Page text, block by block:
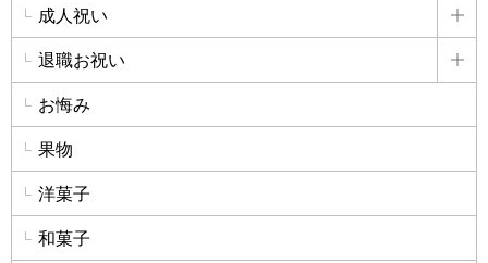
成人祝い
詳
退職お祝い
詳
お悔み
果物
洋菓子
和菓子